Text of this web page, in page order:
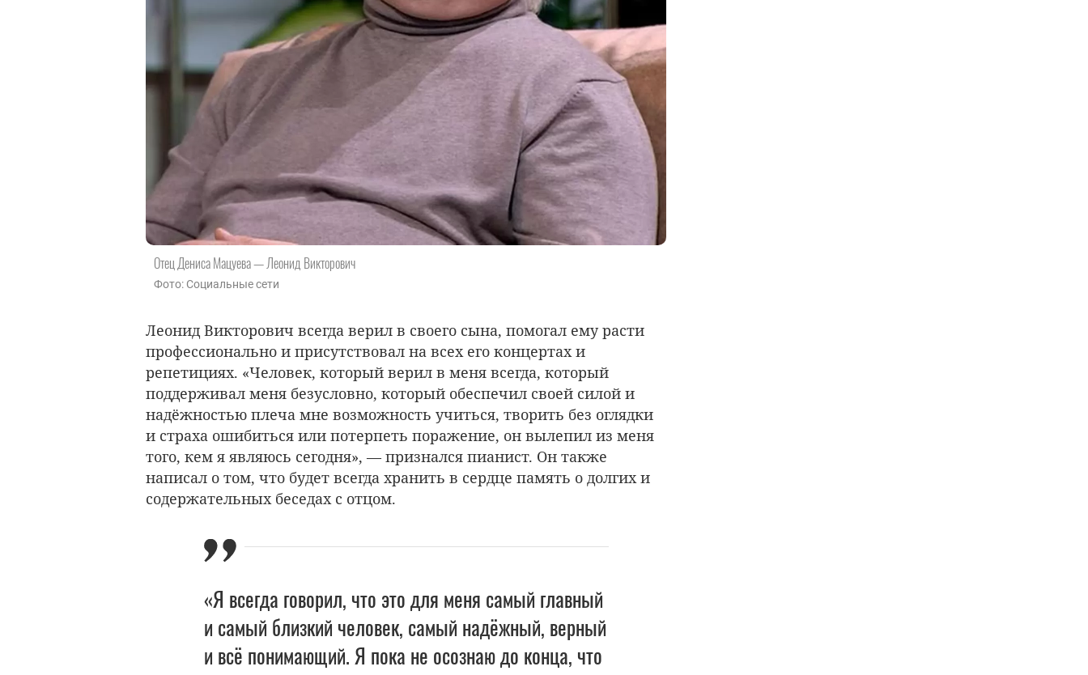
Отец Дениса Мацуева — Леонид Викторович
Фото: Социальные сети
Леонид Викторович всегда верил в своего сына, помогал ему расти
профессионально и присутствовал на всех его концертах и
репетициях. «Человек, который верил в меня всегда, который
поддерживал меня безусловно, который обеспечил своей силой и
надёжностью плеча мне возможность учиться, творить без оглядки
и страха ошибиться или потерпеть поражение, он вылепил из меня
того, кем я являюсь сегодня», — признался пианист. Он также
написал о том, что будет всегда хранить в сердце память о долгих и
содержательных беседах с отцом.
«Я всегда говорил, что это для меня самый главный
и самый близкий человек, самый надёжный, верный
и всё понимающий. Я пока не осознаю до конца, что